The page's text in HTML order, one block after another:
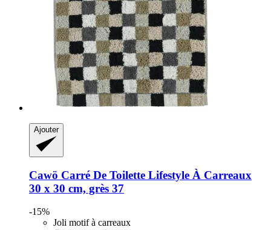
Ajouter
Cawö Carré De Toilette Lifestyle À Carreaux
30 x 30 cm, grès 37
-15%
Joli motif à carreaux